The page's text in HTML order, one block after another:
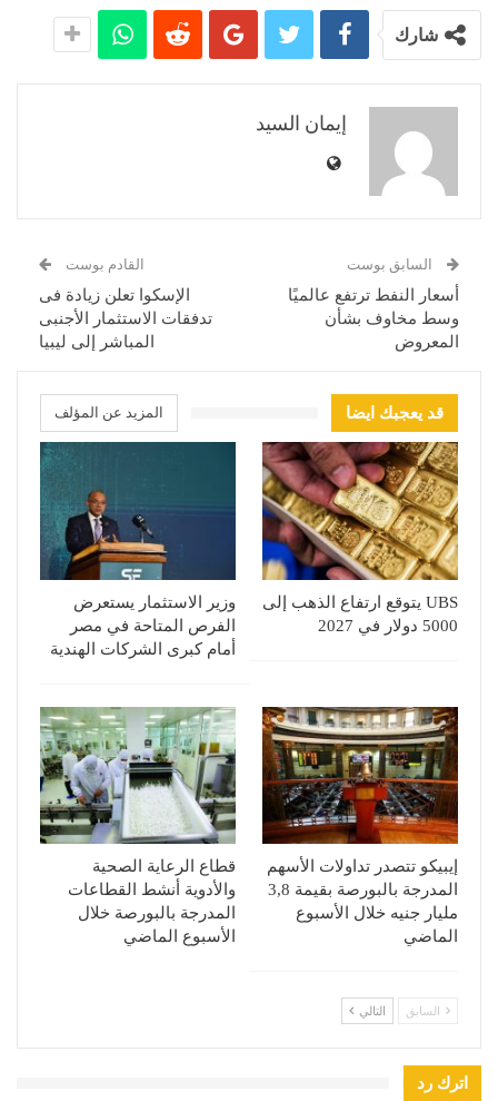
شارك
إيمان السيد
السابق بوست
أسعار النفط ترتفع عالميًا
وسط مخاوف بشأن
المعروض
القادم بوست
الإسكوا تعلن زيادة فى
تدفقات الاستثمار الأجنبى
المباشر إلى ليبيا
قد يعجبك ايضا المزيد عن المؤلف
UBS يتوقع ارتفاع الذهب إلى
5000 دولار في 2027
وزير الاستثمار يستعرض
الفرص المتاحة في مصر
أمام كبرى الشركات الهندية
إيبيكو تتصدر تداولات الأسهم
المدرجة بالبورصة بقيمة 3,8
مليار جنيه خلال الأسبوع
الماضي
قطاع الرعاية الصحية
والأدوية أنشط القطاعات
المدرجة بالبورصة خلال
الأسبوع الماضي
السابق التالي
اترك رد